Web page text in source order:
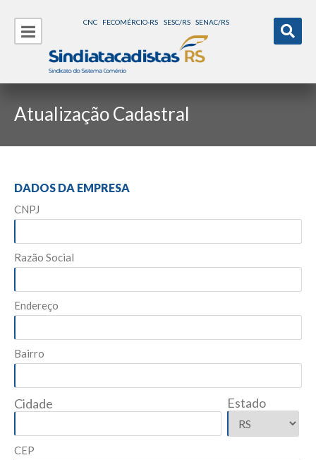
CNC FECOMÉRCIO-RS SESC/RS SENAC/RS
Atualização Cadastral
DADOS DA EMPRESA
CNPJ
Razão Social
Endereço
Bairro
Cidade Estado
CEP